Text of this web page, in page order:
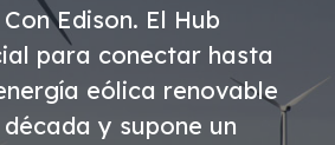
Edison. El Hub
para conectar hasta
eólica renovable
y supone un